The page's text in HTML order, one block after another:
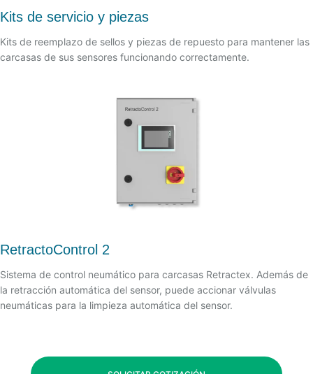
Kits de servicio y piezas
Kits de reemplazo de sellos y piezas de repuesto para mantener las
carcasas de sus sensores funcionando correctamente.
RetractoControl 2
Sistema de control neumático para carcasas Retractex. Además de
la retracción automática del sensor, puede accionar válvulas
neumáticas para la limpieza automática del sensor.